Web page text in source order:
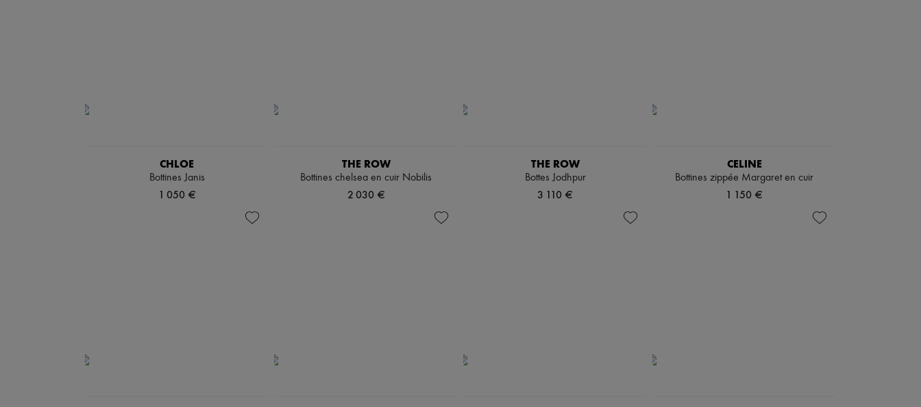
CHLOE
Bottines Janis
1 050 €
THE ROW
Bottines chelsea en cuir Nobilis
2 030 €
THE ROW
Bottes Jodhpur
3 110 €
CELINE
Bottines zippée Margaret en cuir
1 150 €